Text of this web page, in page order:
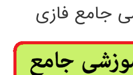
جامع فازی